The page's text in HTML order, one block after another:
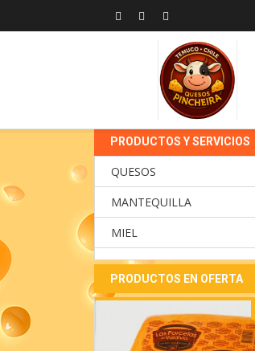
PRODUCTOS Y SERVICIOS
QUESOS
MANTEQUILLA
MIEL
PRODUCTOS EN OFERTA